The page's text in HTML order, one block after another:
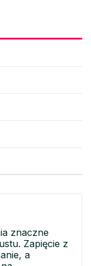
znaczne
Zapięcie z
a